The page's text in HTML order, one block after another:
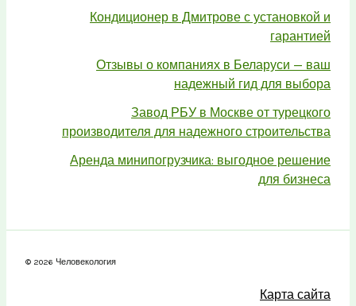
Кондиционер в Дмитрове с установкой и
гарантией
Отзывы о компаниях в Беларуси — ваш
надежный гид для выбора
Завод РБУ в Москве от турецкого
производителя для надежного строительства
Аренда минипогрузчика: выгодное решение
для бизнеса
© 2026 Человекология
Карта сайта